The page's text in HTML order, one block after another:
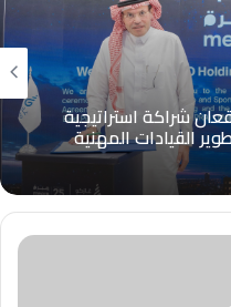
شراكة استراتيجية
القيادات المهنية